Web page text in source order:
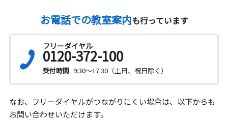
お電話での教室案内も行っています
フリーダイヤル
0120-372-100
受付時間 9:30～17:30（土日、祝日除く）
なお、フリーダイヤルがつながりにくい場合は、以下からも
お問い合わせいただけます。